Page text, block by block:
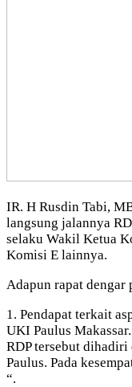
IR. H Rusdin Tabi,
langsung jalannya
selaku Wakil Ketua
Komisi E lainnya.
Adapun rapat dengar
1. Pendapat terkait
UKI Paulus Makassar.
RDP tersebut
Paulus. Pada
“.